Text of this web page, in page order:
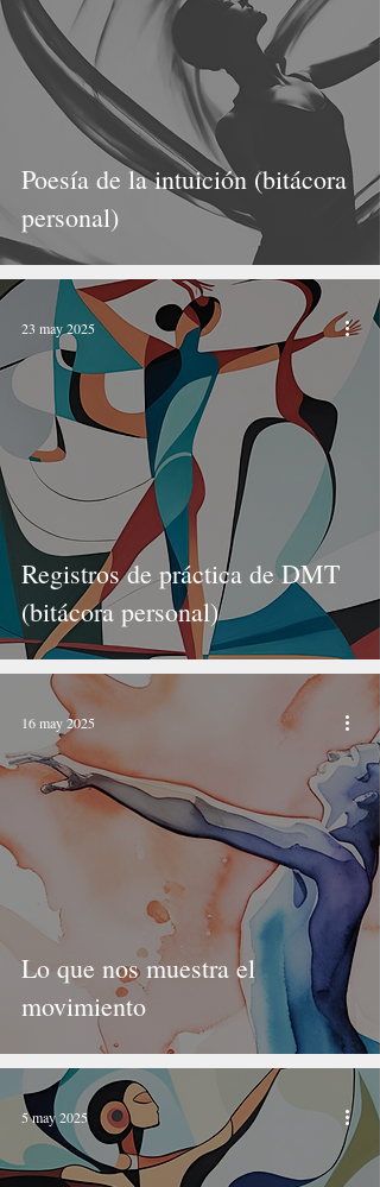
Poesía de la intuición (bitácora
personal)
Registros de práctica de DMT
(bitácora personal)
23 may 2025
Lo que nos muestra el
movimiento
16 may 2025
5 may 2025